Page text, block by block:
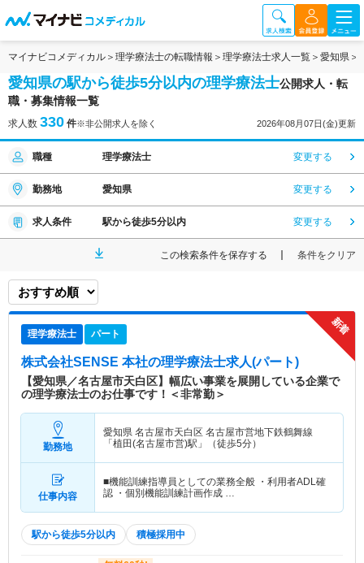
マイナビコメディカル 理学療法士の転職情報 理学療法士求人一覧 愛知県
愛知県の駅から徒歩5分以内の理学療法士公開求人・転
職・募集情報一覧
求人数 330 件※非公開求人を除く 2026年08月07日(金)更新
職種 理学療法士 変更する
勤務地 愛知県 変更する
求人条件 駅から徒歩5分以内 変更する
この検索条件を保存する 条件をクリア
理学療法士 パート
株式会社SENSE 本社の理学療法士求人(パート)
【愛知県／名古屋市天白区】幅広い事業を展開している企業で
の理学療法士のお仕事です！＜非常勤＞
勤務地
愛知県 名古屋市天白区 名古屋市営地下鉄鶴舞線
「植田(名古屋市営)駅」（徒歩5分）
仕事内容
■機能訓練指導員としての業務全般 ・利用者ADL確
認 ・個別機能訓練計画作成 …
駅から徒歩5分以内 積極採用中